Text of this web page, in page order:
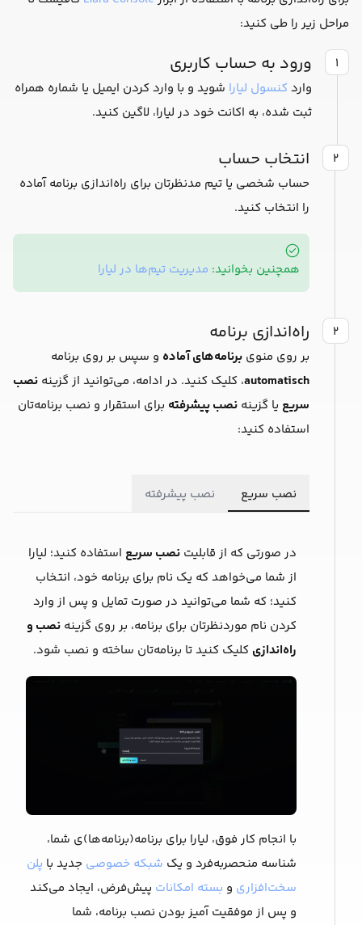
مراحل زیر را طی کنید:
۱ ورود به حساب کاربری
وارد کنسول لیارا شوید و با وارد کردن ایمیل یا شماره همراه
ثبت شده، به اکانت خود در لیارا، لاگین کنید.
۲ انتخاب حساب
حساب شخصی یا تیم مدنظرتان برای راه‌اندازی برنامه آماده
را انتخاب کنید.
همچنین بخوانید: مدیریت تیم‌ها در لیارا
۲ راه‌اندازی برنامه
بر روی منوی برنامه‌های آماده و سپس بر روی برنامه
automatisch، کلیک کنید. در ادامه، می‌توانید از گزینه نصب
سریع یا گزینه نصب پیشرفته برای استقرار و نصب برنامه‌تان
استفاده کنید:
نصب سریع نصب پیشرفته
در صورتی که از قابلیت نصب سریع استفاده کنید؛ لیارا
از شما می‌خواهد که یک ‌نام برای برنامه خود، انتخاب
کنید؛ که شما می‌توانید در صورت تمایل و پس از وارد
کردن نام موردنظرتان برای برنامه، بر روی گزینه نصب و
راه‌اندازی کلیک کنید تا برنامه‌‌تان ساخته و نصب شود.
با انجام کار فوق، لیارا برای برنامه(برنامه‌ها)ی شما،
شناسه منحصربه‌فرد و یک شبکه خصوصی جدید با پلن
سخت‌افزاری و بسته امکانات پیش‌فرض، ایجاد می‌کند
و پس از موفقیت آمیز بودن نصب برنامه، شما